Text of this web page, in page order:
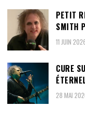
PETIT
SMITH
11 JUIN
CURE
28 MAI